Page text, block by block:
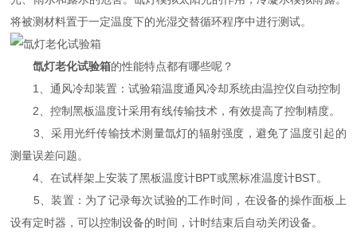
将被测材料置于一定温度下的光湿交替循环程序中进行测试。
氙灯老化试验箱的性能特点都有哪些呢？
1、通风冷却装置：试验箱温度通风冷却系统由温控仪自动控制
2、控制黑板温度计采用有线传输技术，有效提高了控制精度。
3、采用光纤传输技术测量氙灯的辐射强度，避免了温度引起的
测量误差问题。
4、在试样架上安装了黑板温度计BPT或黑标准温度计BST。
5、装置：为了记录每次试验的工作时间，在设备的操作面板上
设有定时器，可以控制设备的时间，计时结束后自动关闭设备。